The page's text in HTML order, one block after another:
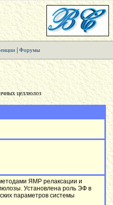
| Форумы
целлюлоз
ЯМР релаксации и
Установлена роль ЭФ в
параметров системы